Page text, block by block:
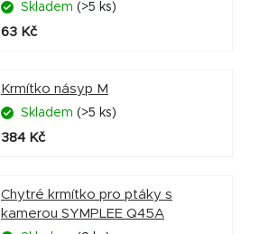
Skladem (>5 ks)
63 Kč
Krmítko násyp M
Skladem (>5 ks)
384 Kč
Chytré krmítko pro ptáky s
kamerou SYMPLEE Q45A